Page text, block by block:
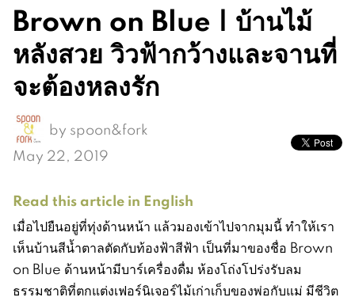
Brown on Blue | บ้านไม้
หลังสวย วิวฟ้ากว้างและจานที่
จะต้องหลงรัก
by spoon&fork
May 22, 2019
Read this article in English
เมื่อไปยืนอยู่ที่ทุ่งด้านหน้า แล้วมองเข้าไปจากมุมนี้ ทำให้เรา
เห็นบ้านสีน้ำตาลตัดกับท้องฟ้าสีฟ้า เป็นที่มาของชื่อ Brown
on Blue ด้านหน้ามีบาร์เครื่องดื่ม ห้องโถ่งโปร่งรับลม
ธรรมชาติที่ตกแต่งเฟอร์นิเจอร์ไม้เก่าเก็บของพ่อกับแม่ มีชีวิต